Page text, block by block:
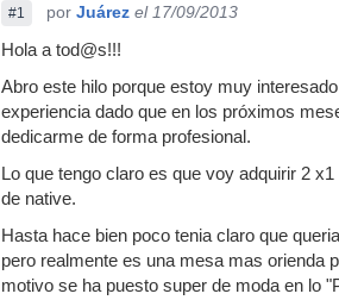
#1 por Juárez el 17/09/2013
Hola a tod@s!!!
Abro este hilo porque estoy muy
experiencia dado que en los próximos
dedicarme de forma profesional.
Lo que tengo claro es que voy adquirir 2
de native.
Hasta hace bien poco tenia claro que
pero realmente es una mesa mas orienda
motivo se ha puesto super de moda en lo